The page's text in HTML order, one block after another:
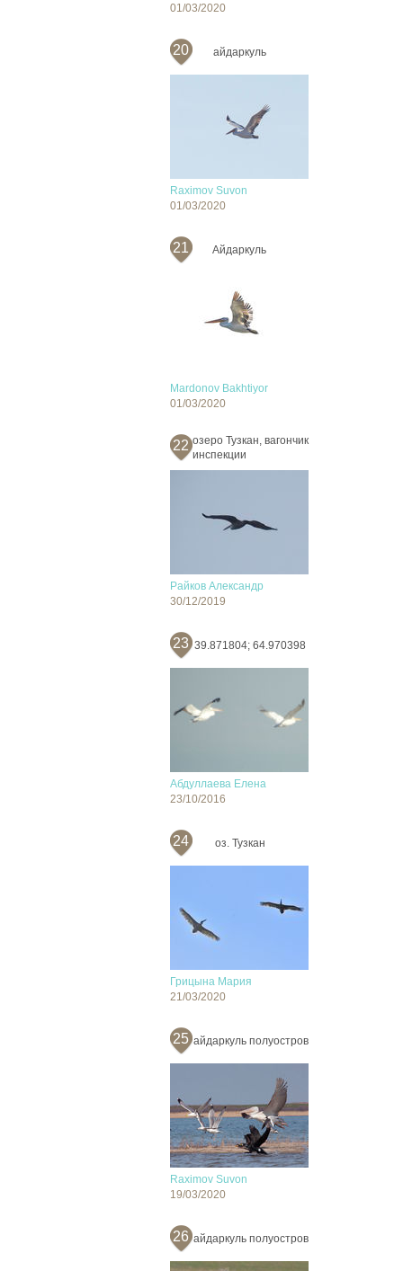
01/03/2020
20 айдаркуль
Raximov Suvon
01/03/2020
21 Айдаркуль
Mardonov Bakhtiyor
01/03/2020
22 озеро Тузкан, вагончик
инспекции
Райков Александр
30/12/2019
23 39.871804; 64.970398
Абдуллаева Елена
23/10/2016
24 оз. Тузкан
Грицына Мария
21/03/2020
25 айдаркуль полуостров
Raximov Suvon
19/03/2020
26 айдаркуль полуостров